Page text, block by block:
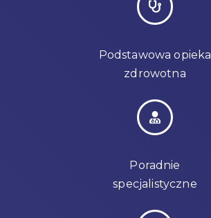
Podstawowa opieka
zdrowotna
Poradnie
specjalistyczne